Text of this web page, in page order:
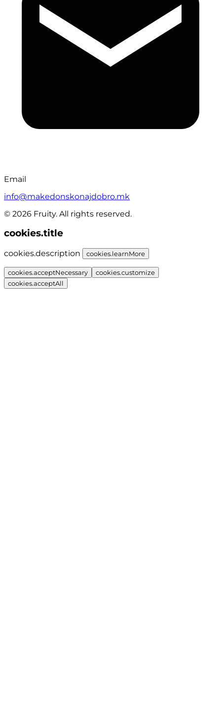
Email
info@makedonskonajdobro.mk
© 2026 Fruity. All rights reserved.
cookies.title
cookies.description cookies.learnMore
cookies.acceptNecessary
cookies.customize
cookies.acceptAll